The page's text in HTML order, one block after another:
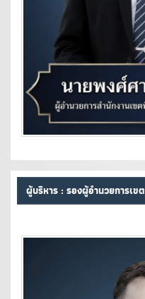
ผู้บริหาร : รองผู้อำนวยการเขต